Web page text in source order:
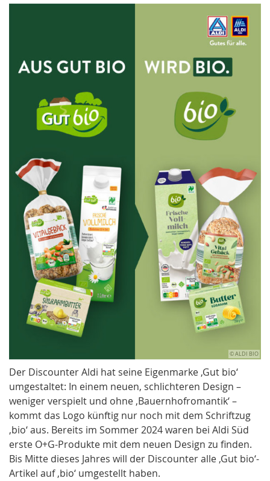
© ALDI BIO
Der Discounter Aldi hat seine Eigenmarke ‚Gut bio‘
umgestaltet: In einem neuen, schlichteren Design –
weniger verspielt und ohne ‚Bauernhofromantik‘ –
kommt das Logo künftig nur noch mit dem Schriftzug
‚bio‘ aus. Bereits im Sommer 2024 waren bei Aldi Süd
erste O+G-Produkte mit dem neuen Design zu finden.
Bis Mitte dieses Jahres will der Discounter alle ‚Gut bio‘-
Artikel auf ‚bio‘ umgestellt haben.